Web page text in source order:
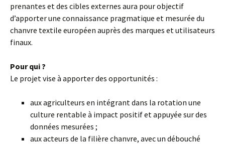
prenantes et des cibles externes aura pour objectif
d’apporter une connaissance pragmatique et mesurée du
chanvre textile européen auprès des marques et utilisateurs
finaux.
Pour qui ?
Le projet vise à apporter des opportunités :
aux agriculteurs en intégrant dans la rotation une
culture rentable à impact positif et appuyée sur des
données mesurées ;
aux acteurs de la filière chanvre, avec un débouché